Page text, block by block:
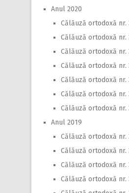
Anul 2020
Călăuză ortodoxă nr.
Călăuză ortodoxă nr.
Călăuză ortodoxă nr.
Călăuză ortodoxă nr.
Călăuză ortodoxă nr.
Călăuză ortodoxă nr.
Călăuză ortodoxă nr.
Anul 2019
Călăuză ortodoxă nr.
Călăuză ortodoxă nr.
Călăuză ortodoxă nr.
Călăuză ortodoxă nr.